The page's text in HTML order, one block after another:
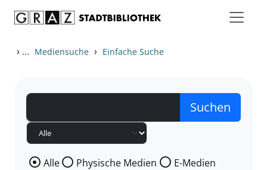
› ... Mediensuche › Einfache Suche
Wählen Sie die Medienart nach der Sie suchen wollen.
Alle Physische Medien
E-Medien